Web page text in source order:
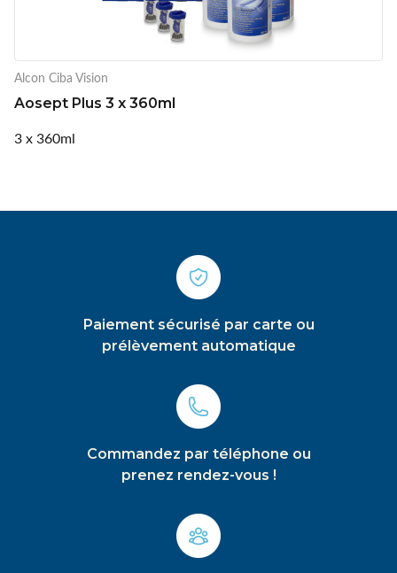
Alcon Ciba Vision
Aosept Plus 3 x 360ml
3 x 360ml
Paiement sécurisé par carte ou
prélèvement automatique
Commandez par téléphone ou
prenez rendez-vous !